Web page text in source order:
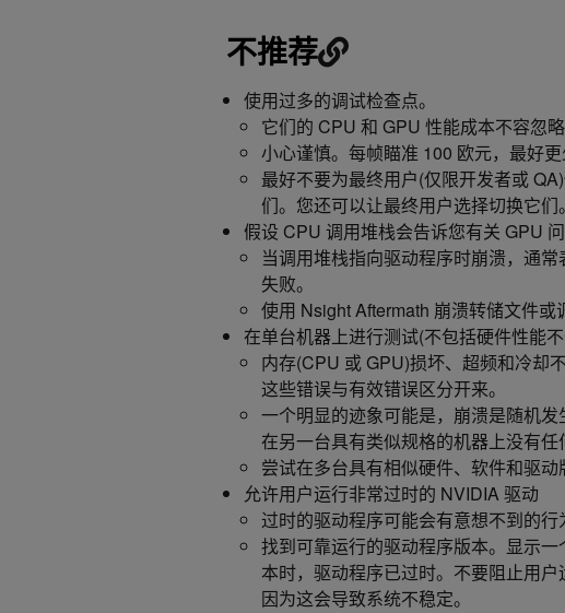
不推荐
使用过多的调试检查点。
它们的 CPU 和 GPU 性能成本不容忽略
小心谨慎。每帧瞄准 100 欧元，最好更
最好不要为最终用户(仅限开发者或
们。您还可以让最终用户选择切换它们。
假设 CPU 调用堆栈会告诉您有关 GPU 问
当调用堆栈指向驱动程序时崩溃，通
失败。
使用 Nsight Aftermath 崩溃转储文件或
在单台机器上进行测试(不包括硬件性能不
内存(CPU 或 GPU)损坏、超频和冷却
这些错误与有效错误区分开来。
一个明显的迹象可能是，崩溃是随机
在另一台具有类似规格的机器上没有任
尝试在多台具有相似硬件、软件和驱动
允许用户运行非常过时的 NVIDIA 驱动
过时的驱动程序可能会有意想不到的
找到可靠运行的驱动程序版本。显示
本时，驱动程序已过时。不要阻止用
因为这会导致系统不稳定。